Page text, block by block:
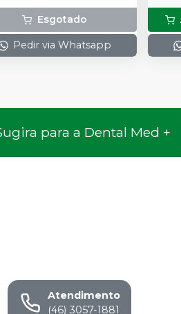
Esgotado
Pedir via Whatsapp
para a Dental Med +
Atendimento
(46) 3057-1881